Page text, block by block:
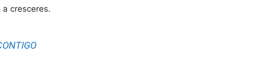
a cresceres.